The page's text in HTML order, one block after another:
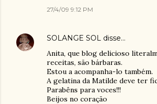
27/4/09 9:12 PM
SOLANGE SOL disse…
Anita, que blog delicioso
receitas, são bárbaras.
Estou a acompanha-lo também.
A gelatina da Matilde deve ter
Parabêns para voces!!!
Beijos no coração